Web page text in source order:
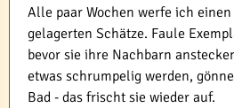
Alle paar Wochen werfe ich
gelagerten Schätze. Faule
bevor sie ihre Nachbarn
etwas schrumpelig werden,
Bad - das frischt sie wieder auf.